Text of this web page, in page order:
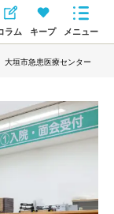
ラム キープ メニュー
大垣市急患医療センター